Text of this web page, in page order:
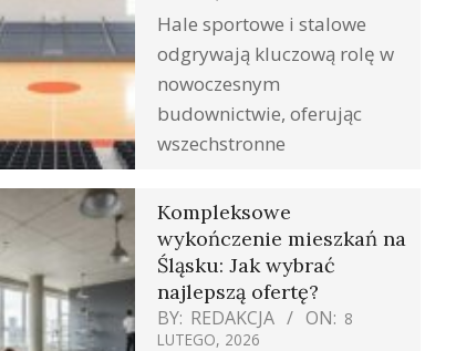
Hale sportowe i stalowe
odgrywają kluczową rolę w
nowoczesnym
budownictwie, oferując
wszechstronne
Kompleksowe
wykończenie mieszkań na
Śląsku: Jak wybrać
najlepszą ofertę?
BY: REDAKCJA ON: 8
LUTEGO, 2026